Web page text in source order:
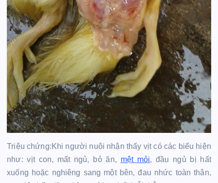
Triệu chứng:Khi người nuôi nhận thấy vịt có các biểu hiện
như: vịt con, mất ngủ, bỏ ăn, mệt mỏi, đầu ngủ bị hất
xuống hoặc nghiêng sang một bên, đau nhức toàn thân,